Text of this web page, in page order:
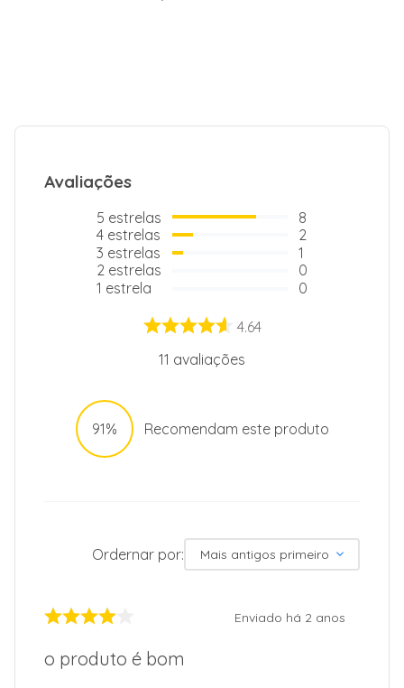
Largura Condensadora
Avaliações
5 estrelas
4 estrelas
3 estrelas
2 estrelas
1 estrela
8
2
1
0
0
4.64
11 avaliações
91% Recomendam este produto
Ordernar por: Mais antigos primeiro
Enviado há 2 anos
o produto é bom